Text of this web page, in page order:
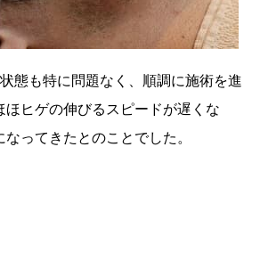
態も特に問題なく、順調に施術を進
ほヒゲの伸びるスピードが遅くな
ってきたとのことでした。